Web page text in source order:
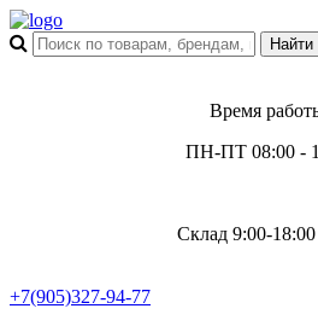
Время
ПН-ПТ 08:00 -
Склад 9:00-
+7(905)327-94-77